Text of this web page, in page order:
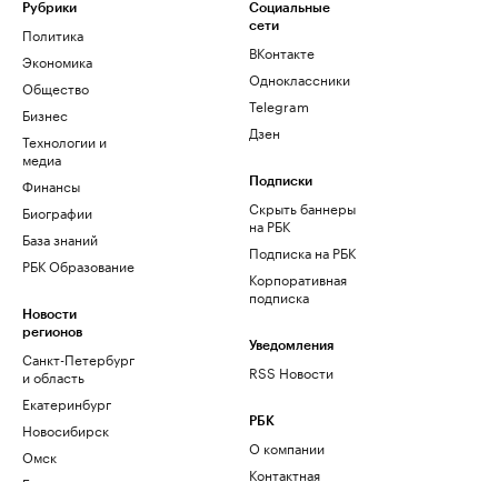
Рубрики
Политика
Экономика
Общество
Бизнес
Технологии и
медиа
Финансы
Биографии
База знаний
РБК Образование
Новости
регионов
Санкт-Петербург
и область
Екатеринбург
Новосибирск
Омск
Социальные
сети
ВКонтакте
Одноклассники
Telegram
Дзен
Подписки
Скрыть баннеры
на РБК
Подписка на РБК
Корпоративная
подписка
Уведомления
RSS Новости
РБК
О компании
Контактная